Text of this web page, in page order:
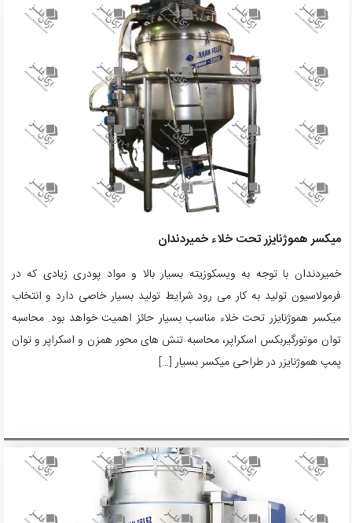
میکسر هموژنایزر تحت خلاء خمیردندان
خمیردندان با توجه به ویسکوزیته بسیار بالا و مواد پودری زیادی که در
فرمولاسیون تولید به کار می رود شرایط تولید بسیار خاصی دارد و انتخاب
میکسر هموژنایزر تحت خلاء مناسب بسیار حائز اهمیت خواهد بود. محاسبه
توان موتورگیربکس اسکراپر، محاسبه تنش های محور همزن و اسکراپر و توان
پمپ هموژنایزر در طراحی میکسر بسیار […]